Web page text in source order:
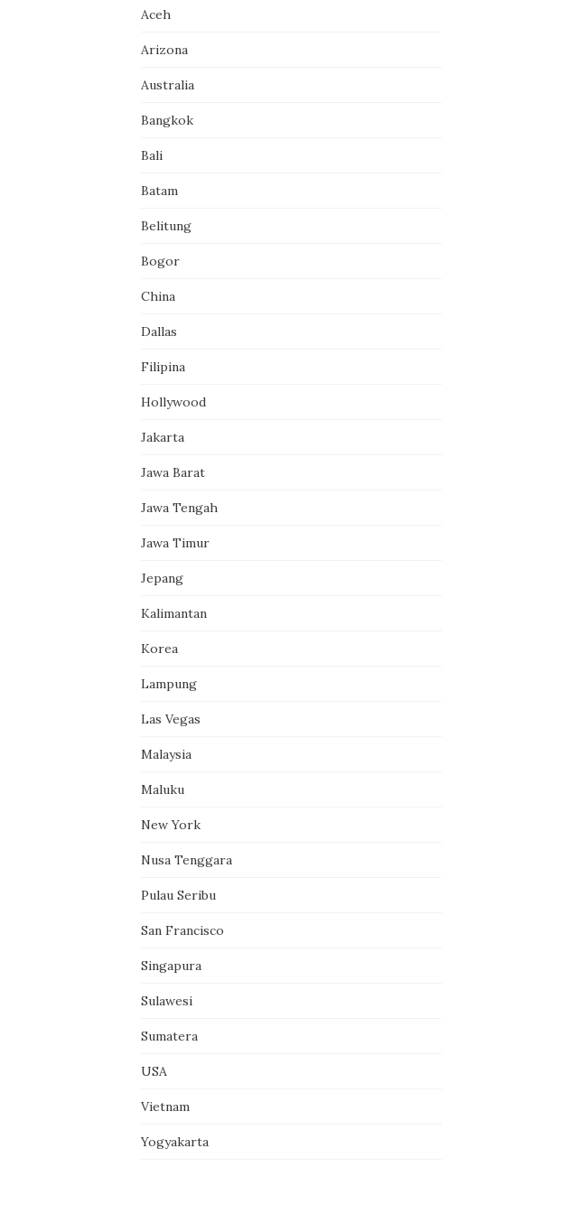
Aceh
Arizona
Australia
Bangkok
Bali
Batam
Belitung
Bogor
China
Dallas
Filipina
Hollywood
Jakarta
Jawa Barat
Jawa Tengah
Jawa Timur
Jepang
Kalimantan
Korea
Lampung
Las Vegas
Malaysia
Maluku
New York
Nusa Tenggara
Pulau Seribu
San Francisco
Singapura
Sulawesi
Sumatera
USA
Vietnam
Yogyakarta